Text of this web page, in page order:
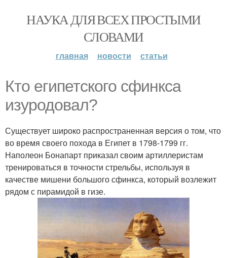
НАУКА ДЛЯ ВСЕХ ПРОСТЫМИ
СЛОВАМИ
главная новости статьи
Кто египетского сфинкса
изуродовал?
Существует широко распространенная версия о том, что
во время своего похода в Египет в 1798-1799 гг.
Наполеон Бонапарт приказал своим артиллеристам
тренироваться в точности стрельбы, используя в
качестве мишени большого сфинкса, который возлежит
рядом с пирамидой в гизе.